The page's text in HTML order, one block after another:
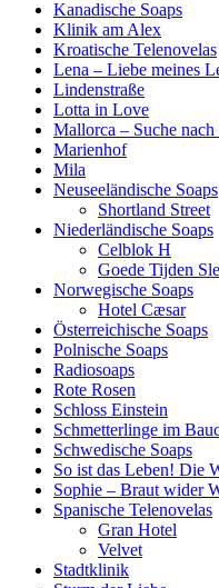
Kanadische Soaps
Klinik am Alex
Kroatische Telenovelas
Lena – Liebe meines
Lindenstraße
Lotta in Love
Mallorca – Suche nach
Marienhof
Mila
Neuseeländische Soaps
Shortland Street
Niederländische Soaps
Celblok H
Goede Tijden
Norwegische Soaps
Hotel Cæsar
Österreichische Soaps
Polnische Soaps
Radiosoaps
Rote Rosen
Schloss Einstein
Schmetterlinge im
Schwedische Soaps
So ist das Leben! Die
Sophie – Braut wider
Spanische Telenovelas
Gran Hotel
Velvet
Stadtklinik